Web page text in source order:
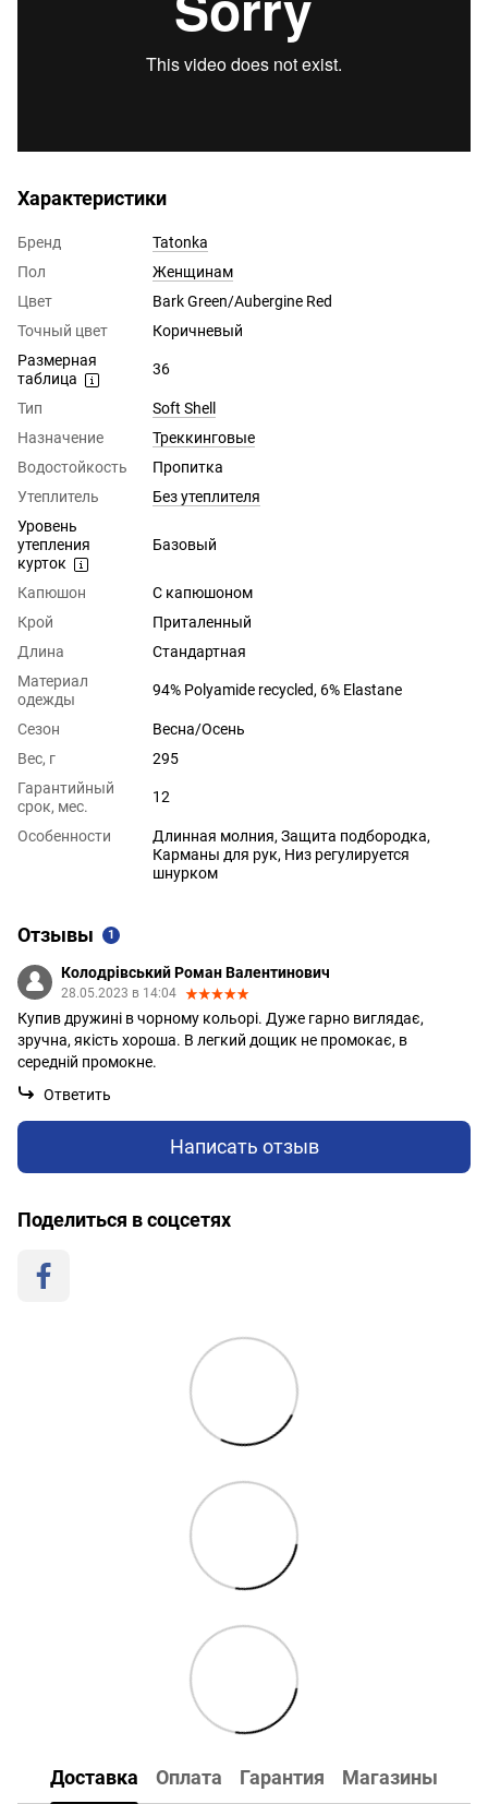
Характеристики
Бренд
Tatonka
Пол
Женщинам
Цвет
Bark Green/Aubergine Red
Точный цвет
Коричневый
Размерная
таблица
36
Тип
Soft Shell
Назначение
Треккинговые
Водостойкость
Пропитка
Утеплитель
Без утеплителя
Уровень
утепления
курток
Базовый
Капюшон
С капюшоном
Крой
Приталенный
Длина
Стандартная
Материал
одежды
94% Polyamide recycled, 6% Elastane
Сезон
Весна/Осень
Вес, г
295
Гарантийный
срок, мес.
12
Особенности
Длинная молния, Защита подбородка,
Карманы для рук, Низ регулируется
шнурком
Отзывы 1
Колодрівський Роман Валентинович
28.05.2023 в 14:04
Купив дружині в чорному кольорі. Дуже гарно виглядає,
зручна, якість хороша. В легкий дощик не промокає, в
середній промокне.
Ответить
Написать отзыв
Поделиться в соцсетях
Доставка Оплата Гарантия Магазины